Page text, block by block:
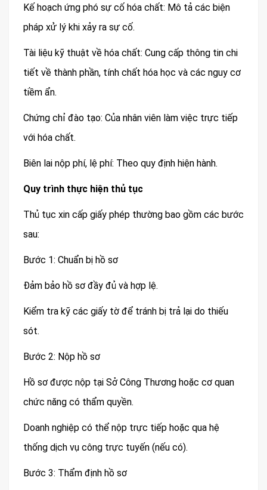
Kế hoạch ứng phó sự cố hóa chất: Mô tả các biện
pháp xử lý khi xảy ra sự cố.
Tài liệu kỹ thuật về hóa chất: Cung cấp thông tin chi
tiết về thành phần, tính chất hóa học và các nguy cơ
tiềm ẩn.
Chứng chỉ đào tạo: Của nhân viên làm việc trực tiếp
với hóa chất.
Biên lai nộp phí, lệ phí: Theo quy định hiện hành.
Quy trình thực hiện thủ tục
Thủ tục xin cấp giấy phép thường bao gồm các bước
sau:
Bước 1: Chuẩn bị hồ sơ
Đảm bảo hồ sơ đầy đủ và hợp lệ.
Kiểm tra kỹ các giấy tờ để tránh bị trả lại do thiếu
sót.
Bước 2: Nộp hồ sơ
Hồ sơ được nộp tại Sở Công Thương hoặc cơ quan
chức năng có thẩm quyền.
Doanh nghiệp có thể nộp trực tiếp hoặc qua hệ
thống dịch vụ công trực tuyến (nếu có).
Bước 3: Thẩm định hồ sơ